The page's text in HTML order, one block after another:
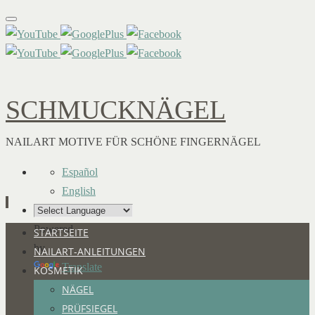
SCHMUCKNÄGEL
NAILART MOTIVE FÜR SCHÖNE FINGERNÄGEL
Español
English
Powered
by
Translate
Zum
Inhalt
springen
STARTSEITE
NAILART-ANLEITUNGEN
KOSMETIK
NÄGEL
PRÜFSIEGEL